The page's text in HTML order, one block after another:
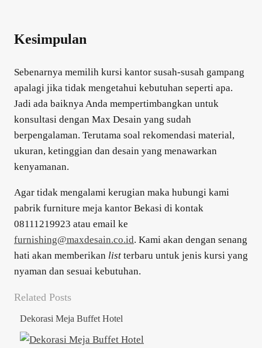
Kesimpulan
Sebenarnya memilih kursi kantor susah-susah gampang
apalagi jika tidak mengetahui kebutuhan seperti apa.
Jadi ada baiknya Anda mempertimbangkan untuk
konsultasi dengan Max Desain yang sudah
berpengalaman. Terutama soal rekomendasi material,
ukuran, ketinggian dan desain yang menawarkan
kenyamanan.
Agar tidak mengalami kerugian maka hubungi kami
pabrik furniture meja kantor Bekasi di kontak
08111219923 atau email ke
furnishing@maxdesain.co.id. Kami akan dengan senang
hati akan memberikan list terbaru untuk jenis kursi yang
nyaman dan sesuai kebutuhan.
Related Posts
Dekorasi Meja Buffet Hotel